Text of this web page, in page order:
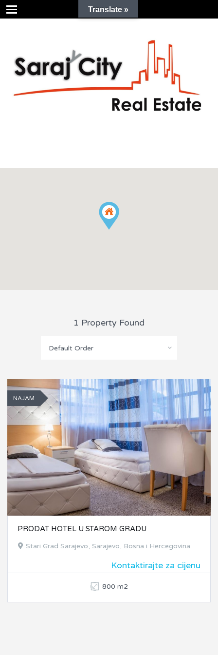
1 Property Found
Default Order
NAJAM
PRODAT HOTEL U STAROM GRADU
Stari Grad Sarajevo, Sarajevo, Bosna i Hercegovina
Kontaktirajte za cijenu
800 m2
Translate »